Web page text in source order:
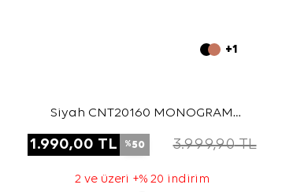
+1
Siyah CNT20160 MONOGRAM
1.990,00 TL %50 3.999,90TL
2 ve üzeri +% 20 indirim